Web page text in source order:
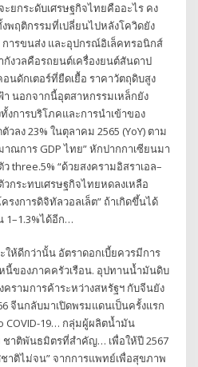
ยกระดับเศรษฐกิจไทยคืออะไร คง
พฤติกรรมที่เปลี่ยนไปหลังโควิดยัง
ารขนส่ง และอุปกรณ์อิเล็คทรอนิกส์
งวลคือรถยนต์เครื่องยนต์สันดาป
นดักเตอร์ที่ยืดเยื้อ ราคาวัตถุดิบสูง
นอกจากนี้อุตสาหกรรมเหล็กยัง
การบริโภคและการนำเข้าของ
ลง 23% ในตุลาคม 2565 (YoY) ตาม
ณการ GDP ไทย” หักปากกาเซียนมา
three.5% “ด้วยสงครามอิสราเอล–
กระทบเศรษฐกิจไทยหดลงเหลือ
รงการดิจิทัลวอลเล็ต” ถ้าเกิดขึ้นได้
1–1.3%ได้อีก…
ห้ดีกว่านั้น อัตราดอกเบี้ยควรมีการ
นี้ของภาคครัวเรือน. อุปทานน้ำมันดิบ
รามการค้าระหว่างสหรัฐฯ กับจีนยัง
จีนกลับมาเปิดพรมแดนเป็นครั้งแรก
COVID-19… กลุ่มผู้ผลิตน้ำมัน
ชาติพันธมิตรที่ สำคัญ… เพื่อให้ปี 2567
าติไม่จน” จากการแพทย์เพื่อสุขภาพ